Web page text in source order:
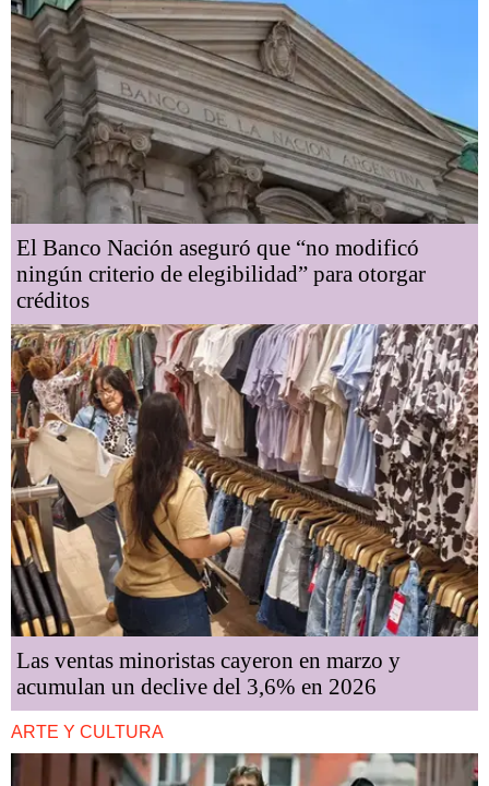
El Banco Nación aseguró que “no modificó
ningún criterio de elegibilidad” para otorgar
créditos
Las ventas minoristas cayeron en marzo y
acumulan un declive del 3,6% en 2026
ARTE Y CULTURA